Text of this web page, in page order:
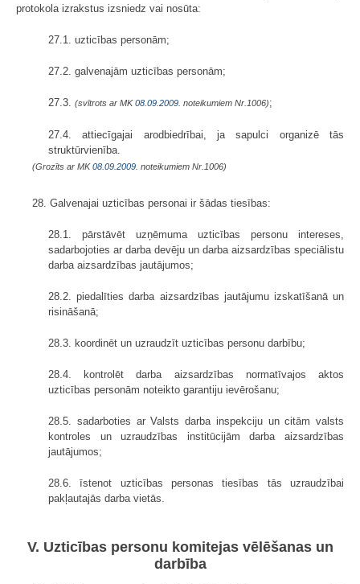
protokola izrakstus izsniedz vai nosūta:
27.1. uzticības personām;
27.2. galvenajām uzticības personām;
27.3. (svītrots ar MK08.09.2009. noteikumiem Nr.1006);
27.4. attiecīgajai arodbiedrībai, ja sapulci organizē tās
struktūrvienība.
(Grozīts ar MK08.09.2009. noteikumiem Nr.1006)
28. Galvenajai uzticības personai ir šādas tiesības:
28.1. pārstāvēt uzņēmuma uzticības personu intereses,
sadarbojoties ar darba devēju un darba aizsardzības speciālistu
darba aizsardzības jautājumos;
28.2. piedalīties darba aizsardzības jautājumu izskatīšanā un
risināšanā;
28.3. koordinēt un uzraudzīt uzticības personu darbību;
28.4. kontrolēt darba aizsardzības normatīvajos aktos
uzticības personām noteikto garantiju ievērošanu;
28.5. sadarboties ar Valsts darba inspekciju un citām valsts
kontroles un uzraudzības institūcijām darba aizsardzības
jautājumos;
28.6. īstenot uzticības personas tiesības tās uzraudzībai
pakļautajās darba vietās.
V. Uzticības personu komitejas vēlēšanas un
darbība